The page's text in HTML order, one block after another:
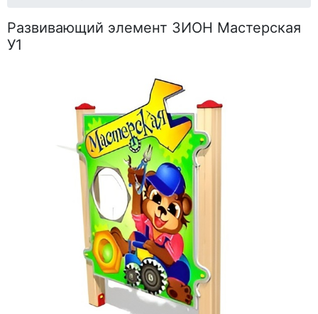
Развивающий элемент ЗИОН Мастерская
У1